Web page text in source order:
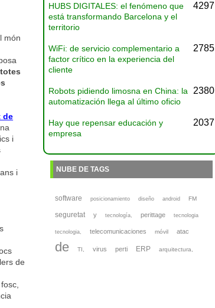
món
de
i
i
de
HUBS DIGITALES: el fenómeno que
está transformando Barcelona y el
territorio
4297
WiFi: de servicio complementario a
factor crítico en la experiencia del
cliente
2785
Robots pidiendo limosna en China: la
automatización llega al último oficio
2380
Hay que repensar educación y
empresa
2037
NUBE DE TAGS
software posicionamiento diseño android FM
seguretat y tecnología, perittage tecnologia
tecnologia, telecomunicaciones móvil atac
de TI, virus perti ERP arquitectura,